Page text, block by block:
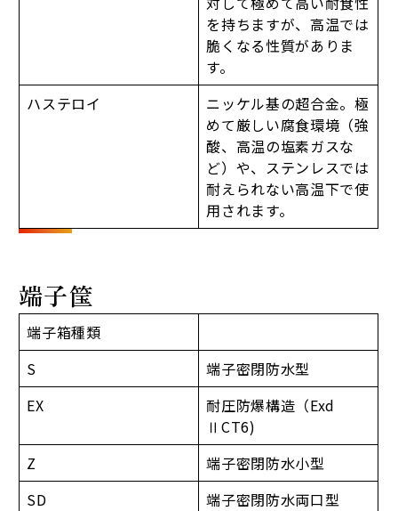
を持ちますが、高温では
脆くなる性質がありま
す。
ハステロイ
ニッケル基の超合金。極
めて厳しい腐食環境（強
酸、高温の塩素ガスな
ど）や、ステンレスでは
耐えられない高温下で使
用されます。
端子筺
端子箱種類
S
端子密閉防水型
EX
耐圧防爆構造（Exd
ⅡCT6)
Z
端子密閉防水小型
SD
端子密閉防水両口型